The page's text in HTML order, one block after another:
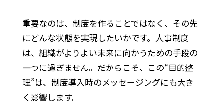
重要なのは、制度を作ることではなく、その先
にどんな状態を実現したいかです。人事制度
は、組織がよりよい未来に向かうための手段の
一つに過ぎません。だからこそ、この“目的整
理”は、制度導入時のメッセージングにも大き
く影響します。